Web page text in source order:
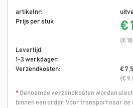
artikelnr:
Prijs per stuk
€
(€
Levertijd:
1-3 werkdagen
Verzendkosten:
€
(€
* Genoemde verzendkosten worden
binnen een order. Voor transport naar de